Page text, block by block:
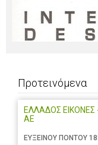
Προτεινόμενα
ΕΛΛΑΔΟΣ
ΑΕ
ΕΥΞΕΙΝΟΥ ΠΟΝΤΟΥ